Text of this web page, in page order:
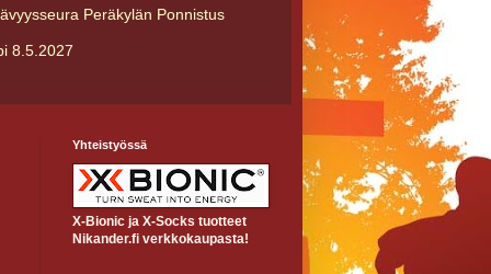
Peräkylän Ponnistus
8.5.2027
Yhteistyössä
X-Bionic ja X-Socks tuotteet
Nikander.fi verkkokaupasta!